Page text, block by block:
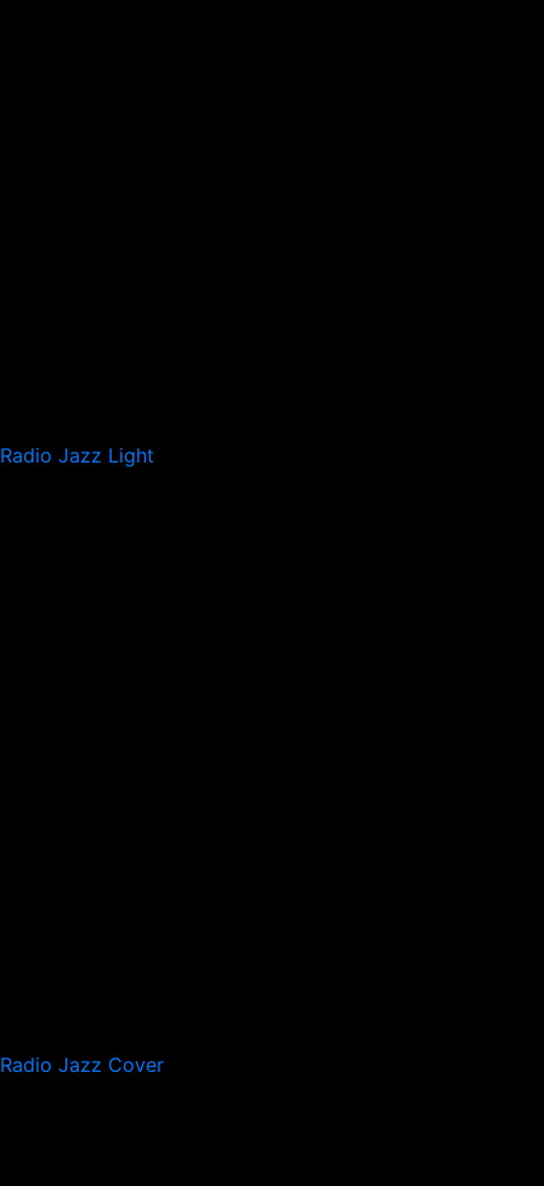
Radio Jazz Light
Radio Jazz Cover